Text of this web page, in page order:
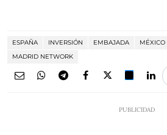
ESPAÑA INVERSIÓN EMBAJADA MÉXICO
MADRID NETWORK